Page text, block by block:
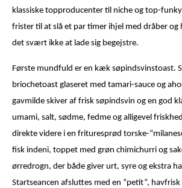
klassiske topproducenter til niche og top-
frister til at slå et par timer ihjel med dråber og
det svært ikke at lade sig begejstre.
Første mundfuld er en kæk søpindsvinstoast.
briochetoast glaseret med tamari-sauce og
gavmilde skiver af frisk søpindsvin og en god
umami, salt, sødme, fedme og alligevel
direkte videre i en frituresprød torske-
fisk indeni, toppet med grøn chimichurri og
ørredrogn, der både giver urt, syre og ekstra
Startseancen afsluttes med en ”petit”,